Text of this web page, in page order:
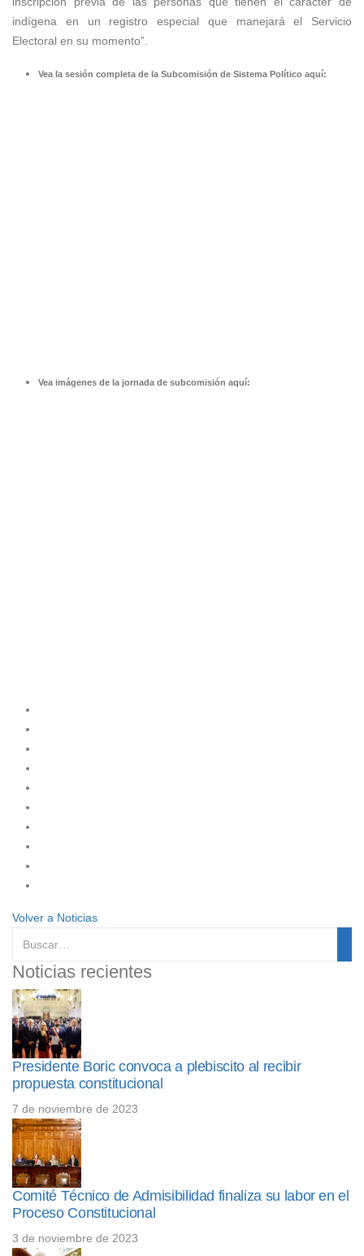
indígena en un registro especial que manejará el Servicio
Electoral en su momento”.
Vea la sesión completa de la Subcomisión de Sistema Político aquí:
Vea imágenes de la jornada de subcomisión aquí:
Volver a Noticias
Noticias recientes
Presidente Boric convoca a plebiscito al recibir
propuesta constitucional
7 de noviembre de 2023
Comité Técnico de Admisibilidad finaliza su labor en el
Proceso Constitucional
3 de noviembre de 2023